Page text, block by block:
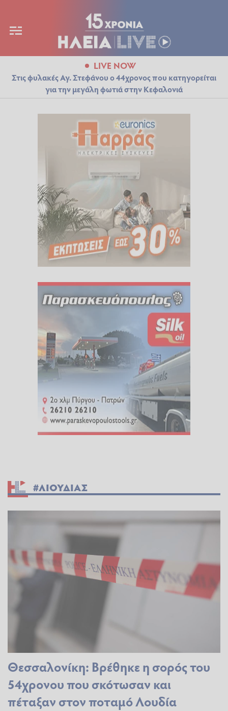
LIVE NOW
Στις φυλακές Αγ. Στεφάνου ο 44χρονος που κατηγορείται
για την μεγάλη φωτιά στην Κεφαλονιά
#ΛΙΟΥΔΙΑΣ
Θεσσαλονίκη: Βρέθηκε η σορός του
54χρονου που σκότωσαν και
πέταξαν στον ποταμό Λουδία